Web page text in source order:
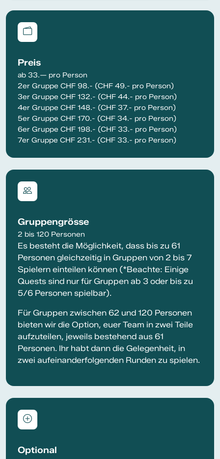
Preis
ab 33.— pro Person
2er Gruppe CHF 98.- (CHF 49.- pro Person)
3er Gruppe CHF 132.- (CHF 44.- pro Person)
4er Gruppe CHF 148.- (CHF 37.- pro Person)
5er Gruppe CHF 170.- (CHF 34.- pro Person)
6er Gruppe CHF 198.- (CHF 33.- pro Person)
7er Gruppe CHF 231.- (CHF 33.- pro Person)
Gruppengrösse
2 bis 120 Personen
Es besteht die Möglichkeit, dass bis zu 61
Personen gleichzeitig in Gruppen von 2 bis 7
Spielern einteilen können (*Beachte: Einige
Quests sind nur für Gruppen ab 3 oder bis zu
5/6 Personen spielbar).
Für Gruppen zwischen 62 und 120 Personen
bieten wir die Option, euer Team in zwei Teile
aufzuteilen, jeweils bestehend aus 61
Personen. Ihr habt dann die Gelegenheit, in
zwei aufeinanderfolgenden Runden zu spielen.
Optional